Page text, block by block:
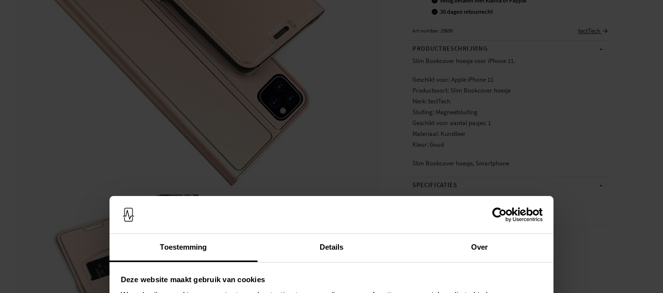
Toestemming Details Over
Deze website maakt gebruik van cookies
30 dagen retourrecht
Art number: 25690 tectTech
PRODUCTBESCHRIJVING -
Slim Bookcover hoesje voor iPhone 11.
Geschikt voor: Apple iPhone 11
Productsoort: Slim Bookcover hoesje
Merk: tectTech
Sluiting: Magneetsluiting
Geschikt voor aantal pasjes: 1
Materiaal: Kunstleer
Kleur: Goud
Slim Bookcover hoesje, Smartphone
SPECIFICATIES -
Kunstleer